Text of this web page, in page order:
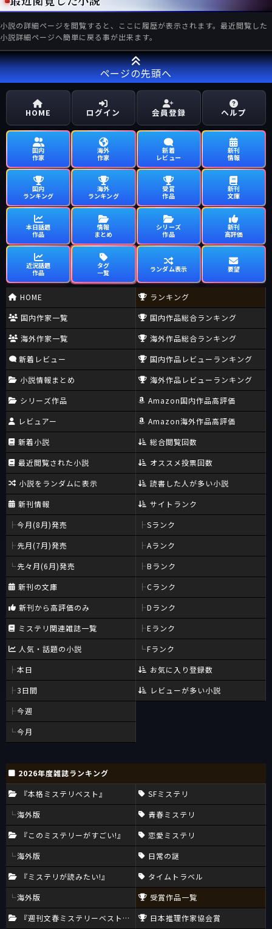
小説の詳細ページを閲覧すると、ここに履歴が表示されます。最近閲覧した
小説詳細ページへ簡単に戻る事が出来ます。
ページの先頭へ
HOME ログイン 会員登録 ヘルプ
国内
作家
海外
作家
新着
レビュー
新刊
情報
国内
ランキング
海外
ランキング
受賞
作品
新刊
文庫
本日話題
作品
情報
まとめ
シリーズ
作品
新刊
高評価
近況話題
作品
タグ
一覧
ランダム表示 要望
HOME
国内作家一覧
海外作家一覧
新着レビュー
小説情報まとめ
シリーズ作品
レビュアー
新着小説
最近閲覧された小説
小説をランダムに表示
新刊情報
今月(8月)発売
先月(7月)発売
先々月(6月)発売
新刊の文庫
新刊から高評価のみ
ミステリ関連雑誌一覧
人気・話題の小説
本日
3日間
今週
今月
ランキング
国内作品総合ランキング
海外作品総合ランキング
国内作品レビューランキング
海外作品レビューランキング
Amazon国内作品高評価
Amazon海外作品高評価
総合閲覧回数
オススメ投票回数
読書した人が多い小説
サイトランク
Sランク
Aランク
Bランク
Cランク
Dランク
Eランク
Fランク
お気に入り登録数
レビューが多い小説
2026年度雑誌ランキング
『本格ミステリベスト』
海外版
『このミステリーがすごい!』
海外版
『ミステリが読みたい!』
海外版
『週刊文春ミステリーベスト10』
SFミステリ
青春ミステリ
恋愛ミステリ
日常の謎
タイムトラベル
受賞作品一覧
日本推理作家協会賞